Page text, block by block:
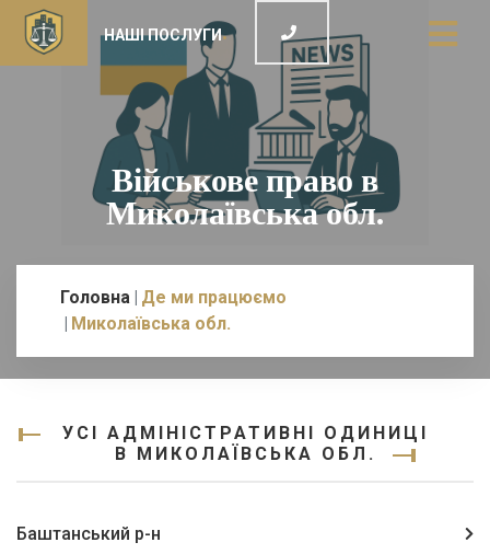
НАШІ ПОСЛУГИ
Військове право в
Миколаївська обл.
Головна Де ми працюємо
Миколаївська обл.
УСІ АДМІНІСТРАТИВНІ ОДИНИЦІ
В МИКОЛАЇВСЬКА ОБЛ.
Баштанський р-н